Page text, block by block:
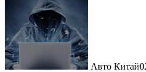
Авто Китай